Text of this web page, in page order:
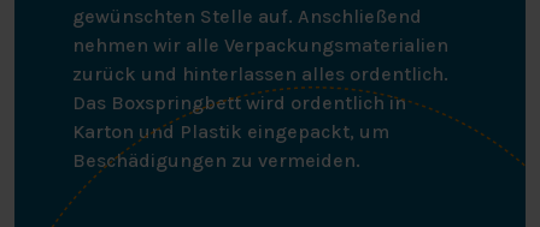
gewünschten Stelle auf. Anschließend
nehmen wir alle Verpackungsmaterialien
zurück und hinterlassen alles ordentlich.
Das Boxspringbett wird ordentlich in
Karton und Plastik eingepackt, um
Beschädigungen zu vermeiden.